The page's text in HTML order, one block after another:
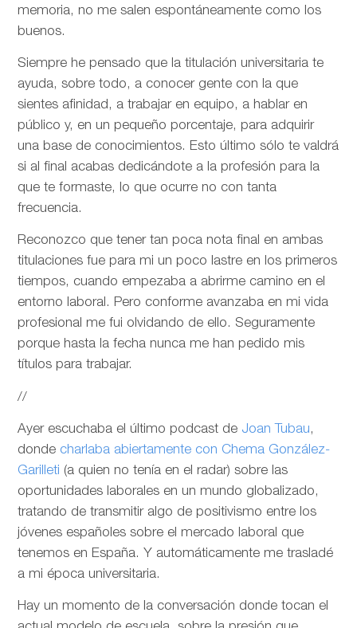
memoria, no me salen espontáneamente como los
buenos.
Siempre he pensado que la titulación universitaria te
ayuda, sobre todo, a conocer gente con la que
sientes afinidad, a trabajar en equipo, a hablar en
público y, en un pequeño porcentaje, para adquirir
una base de conocimientos. Esto último sólo te valdrá
si al final acabas dedicándote a la profesión para la
que te formaste, lo que ocurre no con tanta
frecuencia.
Reconozco que tener tan poca nota final en ambas
titulaciones fue para mi un poco lastre en los primeros
tiempos, cuando empezaba a abrirme camino en el
entorno laboral. Pero conforme avanzaba en mi vida
profesional me fui olvidando de ello. Seguramente
porque hasta la fecha nunca me han pedido mis
títulos para trabajar.
//
Ayer escuchaba el último podcast de Joan Tubau,
donde charlaba abiertamente con Chema González-
Garilleti (a quien no tenía en el radar) sobre las
oportunidades laborales en un mundo globalizado,
tratando de transmitir algo de positivismo entre los
jóvenes españoles sobre el mercado laboral que
tenemos en España. Y automáticamente me trasladé
a mi época universitaria.
Hay un momento de la conversación donde tocan el